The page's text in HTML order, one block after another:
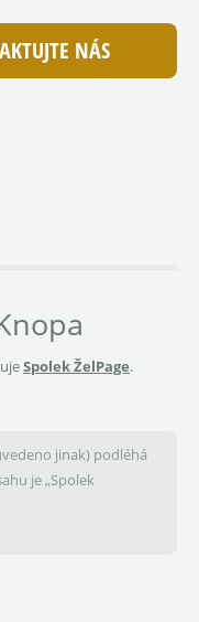
NÁS
Spolek ŽelPage.
jinak) podléhá
je „Spolek